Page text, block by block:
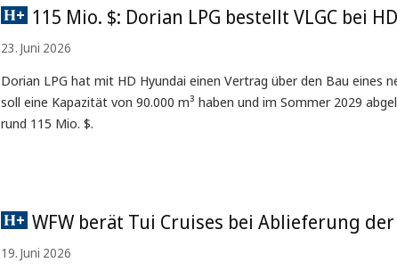
115 Mio. $: Dorian LPG bestellt VLGC bei
23. Juni 2026
Dorian LPG hat mit HD Hyundai einen Vertrag über den Bau eines
soll eine Kapazität von 90.000 m³ haben und im Sommer 2029
rund 115 Mio. $.
WFW berät Tui Cruises bei Ablieferung
19. Juni 2026